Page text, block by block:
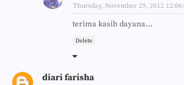
Thursday, November 29, 2012
terima kasih dayana...
Delete
diari farisha